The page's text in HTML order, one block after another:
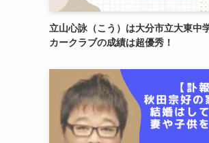
立山心詠（こう）は大分市立大東中
カークラブの成績は超優秀！